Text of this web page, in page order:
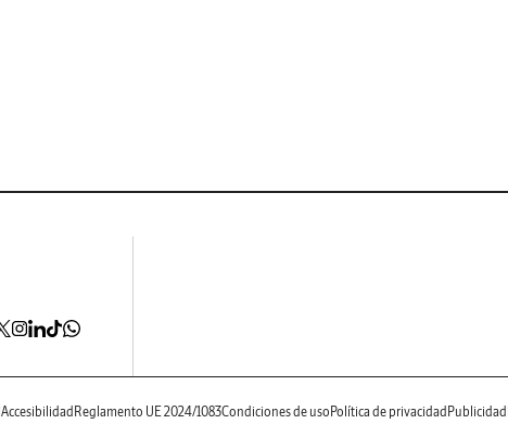
Accesibilidad Reglamento UE 2024/1083Condiciones de uso Política de privacidad Publicidad